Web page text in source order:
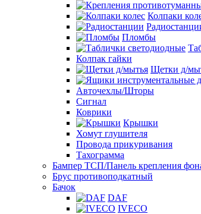
Колпаки
Пломбы
Колпак гайки
Щетки д/
Авточехлы/Шторы
Сигнал
Коврики
Крышки
Хомут глушителя
Провода прикуривания
Тахограмма
Бампер ТСП/Панель крепления
Брус противоподкатный
Бачок
DAF
IVECO